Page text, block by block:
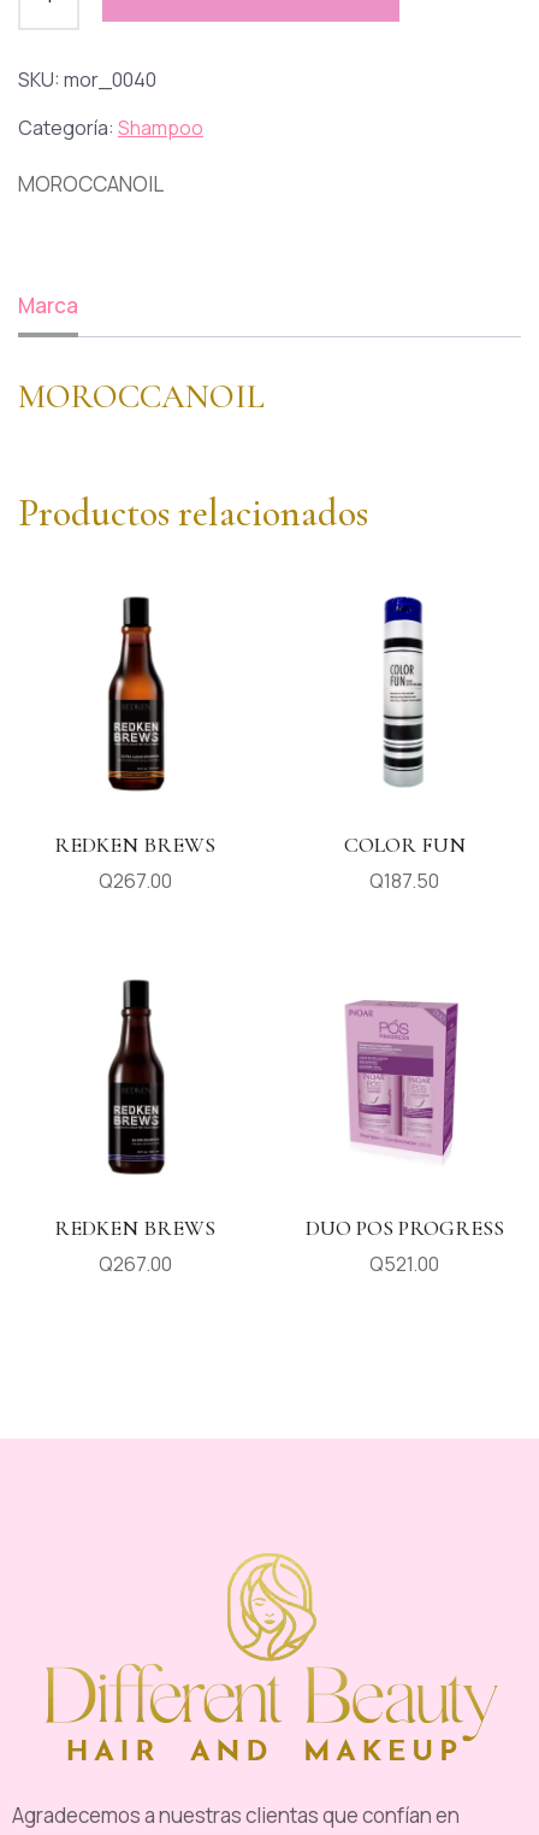
SKU:mor_0040
Categoría: Shampoo
MOROCCANOIL
Marca
MOROCCANOIL
Productos relacionados
REDKEN BREWS
Q267.00
COLOR FUN
Q187.50
REDKEN BREWS
Q267.00
DUO POS PROGRESS
Q521.00
Agradecemos a nuestras clientas que confían en